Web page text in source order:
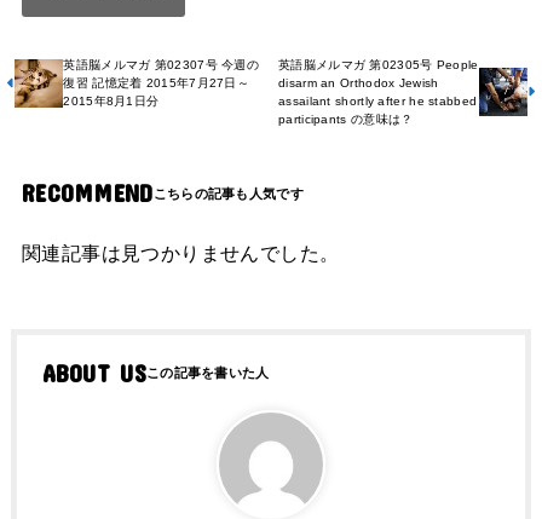
英語脳メルマガ 第02307号 今週の
復習 記憶定着 2015年7月27日～
2015年8月1日分
英語脳メルマガ 第02305号 People
disarm an Orthodox Jewish
assailant shortly after he stabbed
participants の意味は？
RECOMMEND
関連記事は見つかりませんでした。
ABOUT US